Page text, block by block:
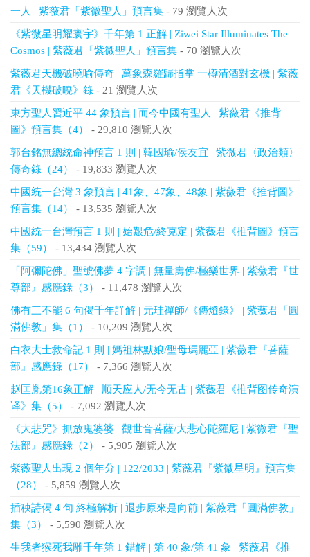
一人 | 紫薇君「紫微聖人」預言集 - 79 瀏覽人次
《紫微星明耀寰宇》千年第 1 正解 | Ziwei Star Illuminates The
Cosmos | 紫薇君「紫微聖人」預言集 - 70 瀏覽人次
紫薇君天機破曉喻傳奇 | 萬象森羅歸指掌 一樽清酒對玄機 | 紫薇
君《天機破曉》錄 - 21 瀏覽人次
東方聖人習近平 44 象預言 | 而今中國有聖人 | 紫薇君《推背
圖》預言集（4）
- 29,810 瀏覽人次
郭台銘無總統命神預言 1 則 | 韓國瑜/侯友宜 | 紫微君〈政治類〉
傳奇錄（24）
- 19,833 瀏覽人次
中國統一台灣 3 象預言 | 41象、47象、48象 | 紫薇君《推背圖》
預言集（14）
- 13,535 瀏覽人次
中國統一台灣預言 1 則 | 始艱危/終克定 | 紫薇君《推背圖》預言
集（59）
- 13,434 瀏覽人次
「阿彌陀佛」聖號佛夢 4 字調 | 無量壽佛/極樂世界 | 紫薇君『世
尊部』感應錄（3）
- 11,478 瀏覽人次
佛有三不能 6 句偈千年詳解 | 元珪禪師/《傳燈錄》 | 紫薇君「圓
滿佛教」集（1）
- 10,209 瀏覽人次
白衣大士救命記 1 則 | 媽祖林默娘/聖母瑪麗亞 | 紫薇君『菩薩
部』感應錄（17）
- 7,366 瀏覽人次
赵匡胤第16象正解 | 顺天应人/无今无古 | 紫薇君《推背图传奇演
译》集（5）
- 7,092 瀏覽人次
《大悲咒》抓放鬼婆婆 | 觀世音菩薩/大悲心陀羅尼 | 紫微君『聖
法部』感應錄（2）
- 5,905 瀏覽人次
紫薇聖人出現 2 個年分 | 122/2033 | 紫薇君『紫微星明』預言集
（28）
- 5,859 瀏覽人次
插秧詩偈 4 句 終極解析 | 退步原來是向前 | 紫薇君「圓滿佛教」
集（3）
- 5,590 瀏覽人次
生我者猴死我雕千年第 1 錯解 | 第 40 象/第 41 象 | 紫薇君《推